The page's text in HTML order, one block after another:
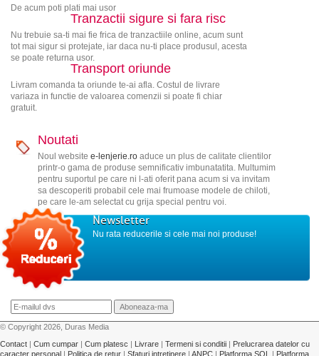
De acum poti plati mai usor
Tranzactii sigure si fara risc
Nu trebuie sa-ti mai fie frica de tranzactiile online, acum sunt
tot mai sigur si protejate, iar daca nu-ti place produsul, acesta
se poate returna usor.
Transport oriunde
Livram comanda ta oriunde te-ai afla. Costul de livrare
variaza in functie de valoarea comenzii si poate fi chiar
gratuit.
Noutati
Noul website e-lenjerie.roaduce un plus de calitate clientilor
printr-o gama de produse semnificativ imbunatatita. Multumim
pentru suportul pe care ni l-ati oferit pana acum si va invitam
sa descoperiti probabil cele mai frumoase modele de chiloti,
pe care le-am selectat cu grija special pentru voi.
Newsletter
Nu rata reducerile si cele mai noi produse!
© Copyright 2026, Duras Media
Contact | Cum cumpar | Cum platesc | Livrare | Termeni si conditii | Prelucrarea datelor cu
caracter personal | Politica de retur | Sfaturi intretinere | ANPC | Platforma SOL | Platforma